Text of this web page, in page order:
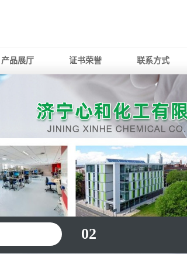
产品展厅 证书荣誉 联系方式
02